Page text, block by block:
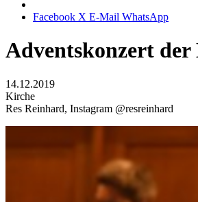
Facebook X E-Mail WhatsApp
Adventskonzert
14.12.2019
Kirche
Res Reinhard, Instagram @resreinhard